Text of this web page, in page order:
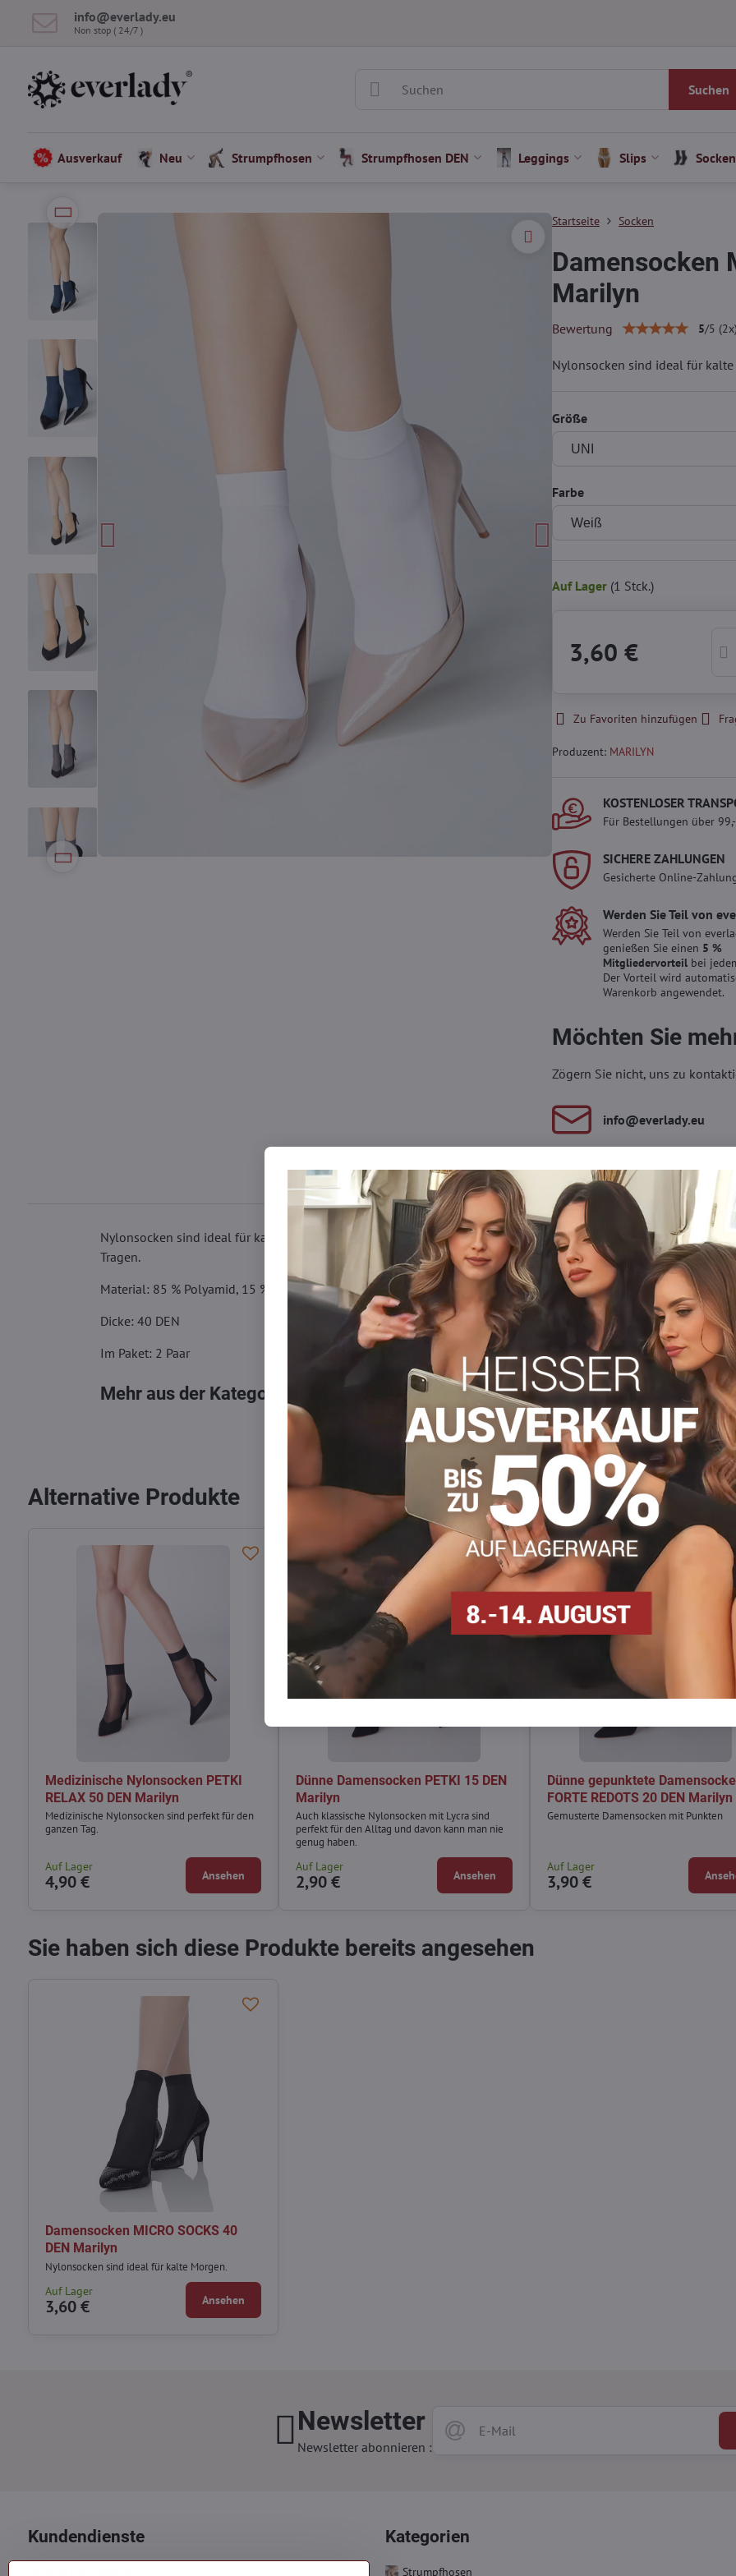
info​​@everlady​​.eu
Non stop ( 24/7 )
Suchen
Ausverkauf Neu Strumpfhosen Strumpfhosen DEN Leggings Slips Socken
Startseite Socken
Damensocken
Marilyn
Bewertung 5/5 (2
Nylonsocken sind ideal für
Größe
Farbe
Auf Lager (1 Stck.)
3,60 €
Zu Favoriten hinzufügen
Produzent: MARILYN
KOSTENLOSER
Für Bestellungen über 99,-
SICHERE ZAHLUNGEN
Gesicherte Online-
Werden Sie Teil von
Werden Sie Teil von
genießen Sie einen 5 %
Mitgliedervorteilbei
Der Vorteil wird
Warenkorb angewendet.
Möchten Sie
Zögern Sie nicht, uns zu
info​​@everlady​​.eu
Beschreibung Bewertungen 0 Diskussion
Nylonsocken sind ideal für kalte Morgen. Die Socken sind blickdicht und aus hochwertigem Material gefertigt
Tragen.
Material: 85 % Polyamid, 15 % Elasthan
Dicke: 40 DEN
Im Paket: 2 Paar
Mehr aus der Kategorie Nylonsocken
PinterestRedditLinkedInWhatsApp
E-
mail
Alternative Produkte
Medizinische Nylonsocken PETKI
RELAX 50 DEN Marilyn
Medizinische Nylonsocken sind perfekt für den
ganzen Tag.
Auf Lager
4,90 € Ansehen
Dünne Damensocken PETKI 15 DEN
Marilyn
Auch klassische Nylonsocken mit Lycra sind
perfekt für den Alltag und davon kann man nie
genug haben.
Auf Lager
2,90 € Ansehen
Dünne gepunktete
FORTE REDOTS 20 DEN Marilyn
Gemusterte Damensocken mit Punkten
Auf Lager
3,90 €
Sie haben sich diese Produkte bereits angesehen
Damensocken MICRO SOCKS 40
DEN Marilyn
Nylonsocken sind ideal für kalte Morgen.
Auf Lager
3,60 € Ansehen
Newsletter
Newsletter abonnieren :
Kundendienste Kategorien
Strumpfhosen